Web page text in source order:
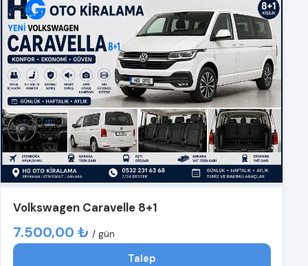
Volkswagen Caravelle 8+1
7.500,00 ₺ / gün
Talep